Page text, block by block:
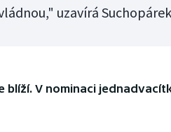
uzavírá
blíží. V nominaci